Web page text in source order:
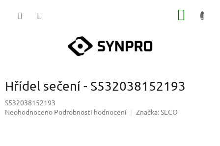
Hřídel sečení - S532038152193
S532038152193
Průměrné
Neohodnoceno Podrobnosti hodnocení Značka:SECO